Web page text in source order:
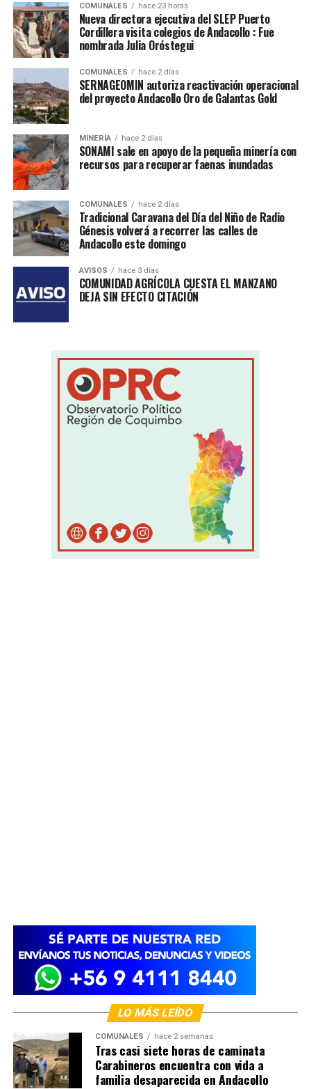
COMUNALES hace 23 horas
Nueva directora ejecutiva del SLEP Puerto
Cordillera visita colegios de Andacollo : Fue
nombrada Julia Oróstegui
COMUNALES hace 2 días
SERNAGEOMIN autoriza reactivación operacional
del proyecto Andacollo Oro de Galantas Gold
MINERÍA hace 2 días
SONAMI sale en apoyo de la pequeña minería con
recursos para recuperar faenas inundadas
COMUNALES hace 2 días
Tradicional Caravana del Día del Niño de Radio
Génesis volverá a recorrer las calles de
Andacollo este domingo
AVISOS hace 3 días
COMUNIDAD AGRÍCOLA CUESTA EL MANZANO
DEJA SIN EFECTO CITACIÓN
LO MÁS LEÍDO
COMUNALES hace 2 semanas
Tras casi siete horas de caminata
Carabineros encuentra con vida a
familia desaparecida en Andacollo